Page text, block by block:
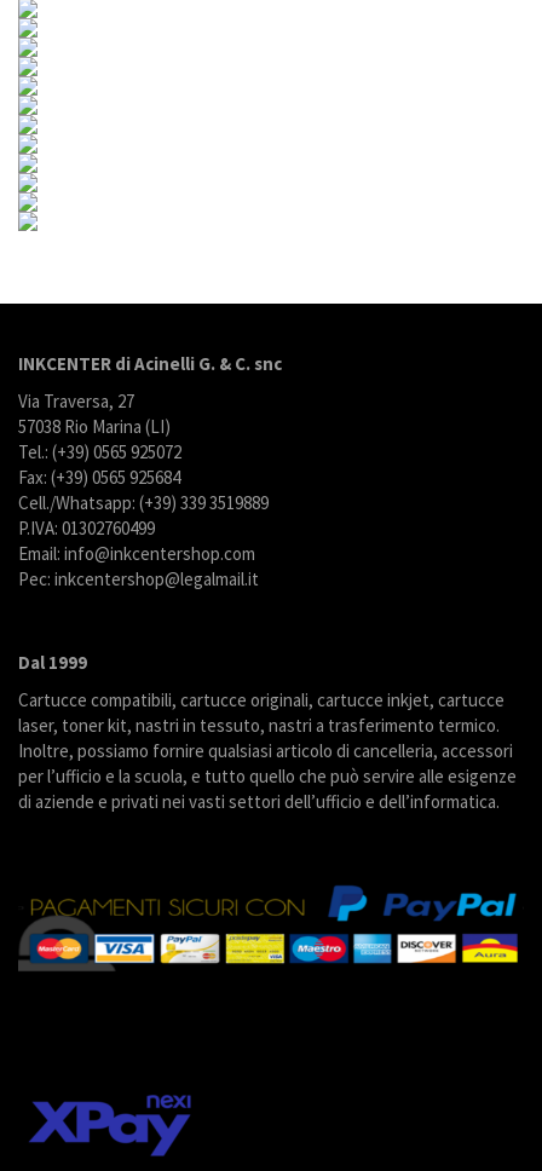
INKCENTER di Acinelli G. & C. snc
Via Traversa, 27
57038 Rio Marina (LI)
Tel.: (+39) 0565 925072
Fax: (+39) 0565 925684
Cell./Whatsapp: (+39) 339 3519889
P.IVA: 01302760499
Email: info@inkcentershop.com
Pec: inkcentershop@legalmail.it
Dal 1999
Cartucce compatibili, cartucce originali, cartucce inkjet, cartucce
laser, toner kit, nastri in tessuto, nastri a trasferimento termico.
Inoltre, possiamo fornire qualsiasi articolo di cancelleria, accessori
per l’ufficio e la scuola, e tutto quello che può servire alle esigenze
di aziende e privati nei vasti settori dell’ufficio e dell’informatica.